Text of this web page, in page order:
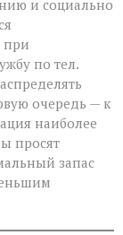
и социально
при
по тел.
очередь — к
наиболее
просят
запас